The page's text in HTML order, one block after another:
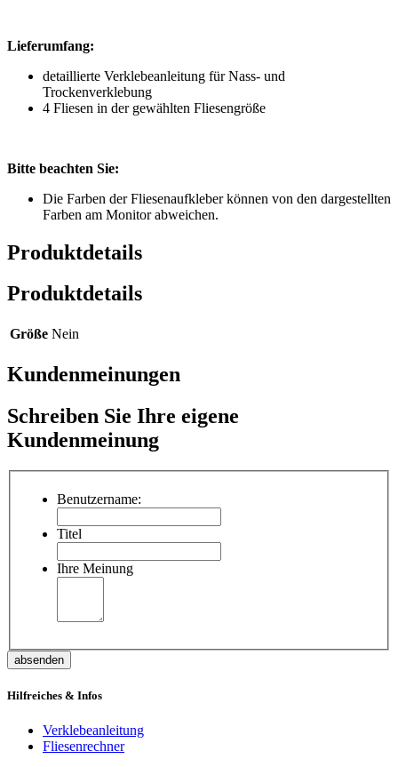
Lieferumfang:
detaillierte Verklebeanleitung für Nass- und
Trockenverklebung
4 Fliesen in der gewählten Fliesengröße
Bitte beachten Sie:
Die Farben der Fliesenaufkleber können von den dargestellten
Farben am Monitor abweichen.
Produktdetails
Produktdetails
Größe Nein
Kundenmeinungen
Schreiben Sie Ihre eigene
Kundenmeinung
Benutzername:
Titel
Ihre Meinung
absenden
Hilfreiches & Infos
Verklebeanleitung
Fliesenrechner